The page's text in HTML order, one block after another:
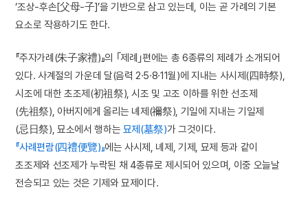
‘조상-후손[父母-子]’을 기반으로 삼고 있는데, 이는 곧 가례의 기본
요소로 작용하기도 한다.
『주자가례(朱子家禮)』의 ｢제례｣편에는 총 6종류의 제례가 소개되어
있다. 사계절의 가운데 달(음력 2·5·8·11월)에 지내는 사시제(四時祭),
시조에 대한 초조제(初祖祭), 시조 및 고조 이하를 위한 선조제
(先祖祭), 아버지에게 올리는 녜제(禰祭), 기일에 지내는 기일제
(忌日祭), 묘소에서 행하는 묘제(墓祭)가 그것이다.
『사례편람(四禮便覽)』에는 사시제, 녜제, 기제, 묘제 등과 같이
초조제와 선조제가 누락된 채 4종류로 제시되어 있으며, 이중 오늘날
전승되고 있는 것은 기제와 묘제이다.